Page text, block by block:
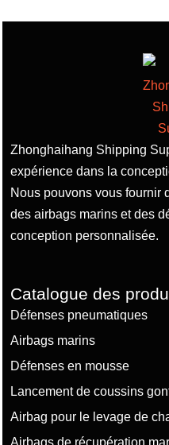
Zhonghaihang Shipping
expérience dans la
Nous pouvons vous fournir
des airbags marins et des
conception personnalisée.
Catalogue des
Défenses pneumatiques
Airbags marins
Défenses en mousse
Lancement de coussins
Airbag pour le levage de